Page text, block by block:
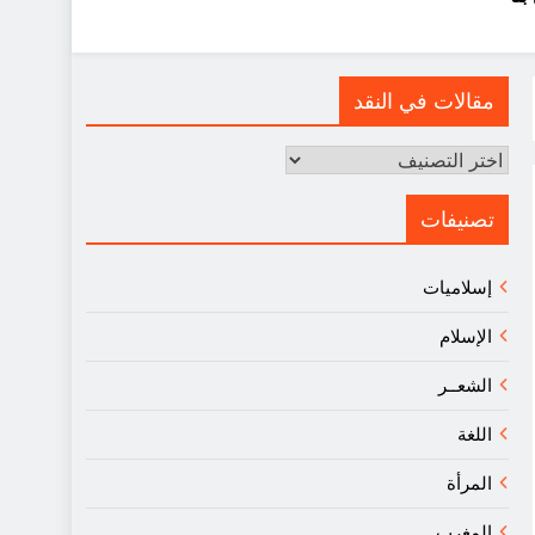
مقالات في النقد
مقالات
النقد
تصنيفات
إسلاميات
الإسلام
الشعــر
اللغة
المرأة